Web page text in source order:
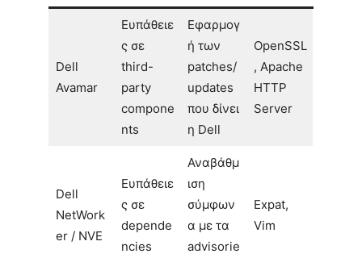
Dell
Avamar
Ευπάθειε
ς σε
third-
party
compone
nts
Εφαρμογ
ή των
patches/
updates
που δίνει
η Dell
OpenSSL
, Apache
HTTP
Server
Dell
NetWork
er / NVE
Ευπάθειε
ς σε
depende
ncies
Αναβάθμ
ιση
σύμφων
α με τα
advisorie
Expat,
Vim